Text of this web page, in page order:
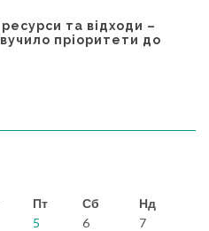
та відходи –
пріоритети до
Пт Сб
Нд
5 6
7